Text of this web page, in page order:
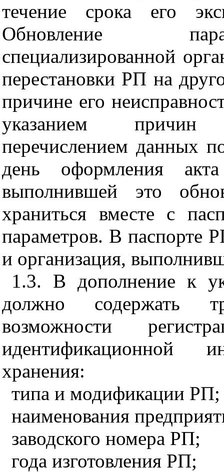
течение срока его
Обновление
специализированной
перестановки РП на
причине его
указанием причин
перечислением данных
день оформления
выполнившей это
храниться вместе с
параметров. В паспорте
и организация,
1.3. В дополнение к
должно содержать
возможности
идентификационной
хранения:
типа и модификации РП;
наименования
заводского номера РП;
года изготовления РП;